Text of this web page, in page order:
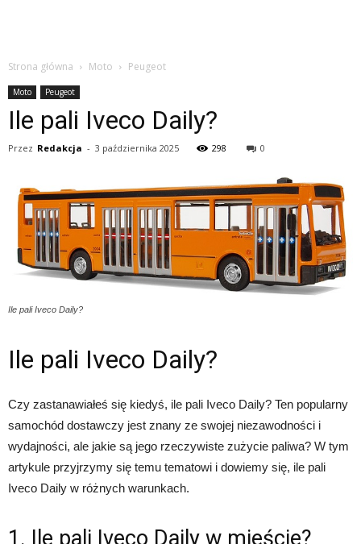
Strona główna Moto Peugeot
Moto Peugeot
Ile pali Iveco Daily?
Przez Redakcja - 3 października 2025 298 0
Ile pali Iveco Daily?
Ile pali Iveco Daily?
Czy zastanawiałeś się kiedyś, ile pali Iveco Daily? Ten popularny
samochód dostawczy jest znany ze swojej niezawodności i
wydajności, ale jakie są jego rzeczywiste zużycie paliwa? W tym
artykule przyjrzymy się temu tematowi i dowiemy się, ile pali
Iveco Daily w różnych warunkach.
1. Ile pali Iveco Daily w mieście?